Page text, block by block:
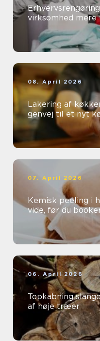
Erhvervsrengøring nyborg
virksomhed mere
08. April 2026
Lakering af
genvej til et nyt
07. April 2026
Kemisk peeling i hillerød
vide, før du
06. April 2026
Topkabning
af høje træer